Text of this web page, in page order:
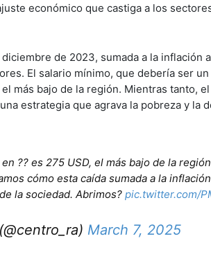
económico que castiga a los
de 2023, sumada a la
El salario mínimo, que debería ser
más bajo de la región. Mientras tanto,
estrategia que agrava la pobreza y la
?? es 275 USD, el más bajo de la
cómo esta caída sumada a la
la sociedad. Abrimos? pic.twitter.com/
March 7, 2025